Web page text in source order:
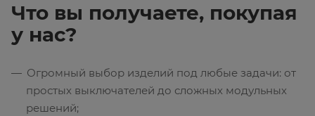
Что вы получаете, покупая
у нас?
Огромный выбор изделий под любые задачи: от
простых выключателей до сложных модульных
решений;